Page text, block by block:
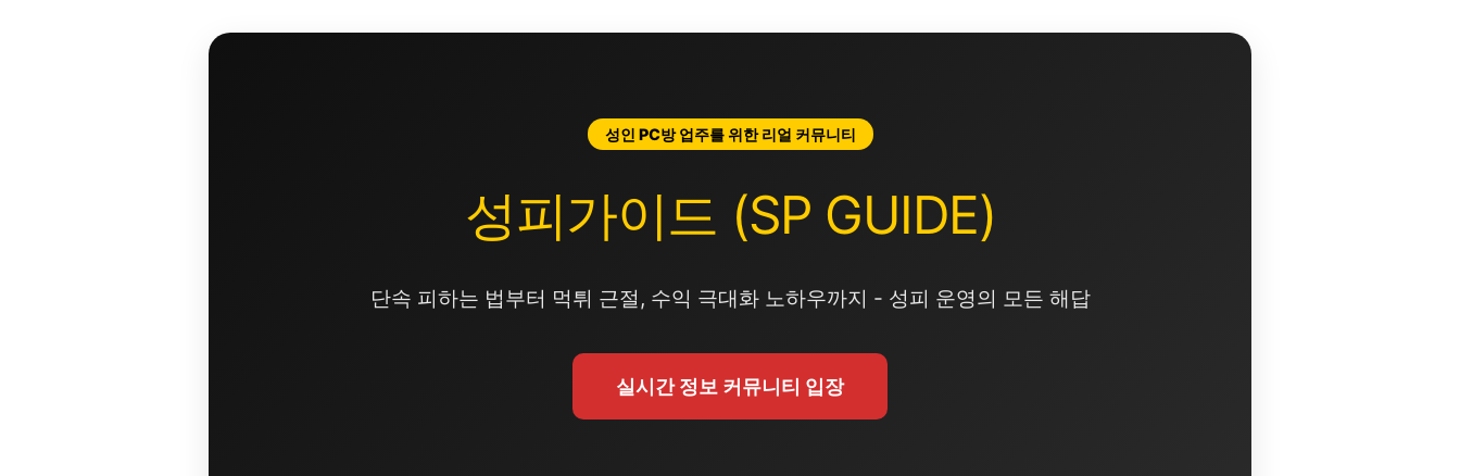
성인 PC방 업주를 위한 리얼 커뮤니티
성피가이드 (SP GUIDE)
단속 피하는 법부터 먹튀 근절, 수익 극대화 노하우까지 - 성피 운영의 모든 해답
실시간 정보 커뮤니티 입장